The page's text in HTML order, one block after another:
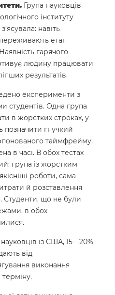
Група науковців
інституту
з’ясувала: навіть
етап
гарячого
людину працювати
результатів.
експерименти з
студентів. Одна група
в жорстких строках, у
позначити гнучкий
таймфрейму,
в часі. В обох тестах
група із жорстким
роботи, сама
й розставлення
Студенти, що не були
в обох
науковців із США, 15—20%
від
виконання